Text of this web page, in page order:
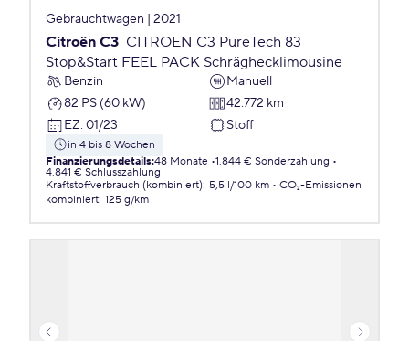
Gebrauchtwagen | 2021
Citroën C3 CITROEN C3 PureTech 83
Stop&Start FEEL PACK Schräghecklimousine
Benzin
Manuell
82 PS (60 kW)
42.772 km
EZ: 01/23 Stoff
in 4 bis 8 Wochen
Finanzierungsdetails:48 Monate 1.844 € Sonderzahlung
4.841 € Schlusszahlung
Kraftstoffverbrauch (kombiniert): 5,5 l/100 km
CO₂-Emissionen
kombiniert: 125 g/km